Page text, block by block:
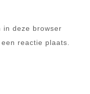
in deze browser
reactie plaats.